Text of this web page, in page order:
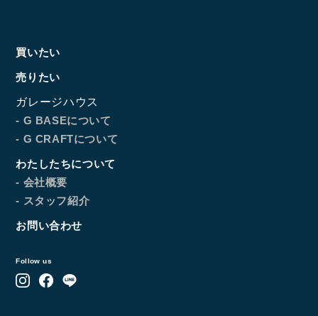
買いたい
売りたい
ガレージハウス
- G BASEについて
- G CRAFTについて
わたしたちについて
- 会社概要
- スタッフ紹介
お問い合わせ
Follow us